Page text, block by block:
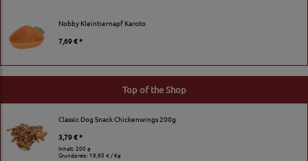
Nobby Kleintiernapf Karoto
7,69 € *
Top of the Shop
Classic Dog Snack Chickenwings 200g
3,79 € *
Inhalt: 200 g
Grundpreis: 18,95 € / Kg